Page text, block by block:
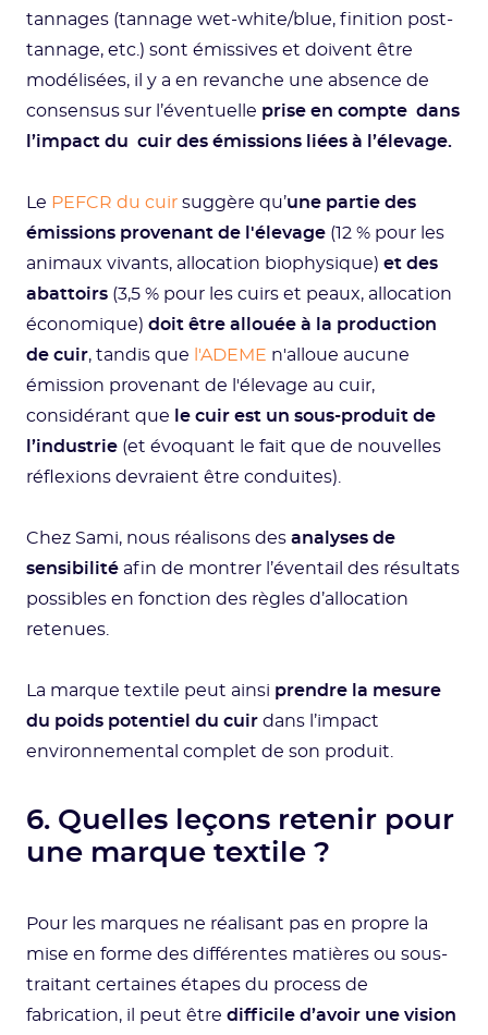
tannages (tannage wet-white/blue, finition post-
tannage, etc.) sont émissives et doivent être
modélisées, il y a en revanche une absence de
consensus sur l’éventuelle prise en compte dans
l’impact du cuir des émissions liées à l’élevage.
Le PEFCR du cuir suggère qu’une partie des
émissions provenant de l'élevage (12 % pour les
animaux vivants, allocation biophysique) et des
abattoirs (3,5 % pour les cuirs et peaux, allocation
économique) doit être allouée à la production
de cuir, tandis que l'ADEME n'alloue aucune
émission provenant de l'élevage au cuir,
considérant que le cuir est un sous-produit de
l’industrie (et évoquant le fait que de nouvelles
réflexions devraient être conduites).
Chez Sami, nous réalisons des analyses de
sensibilité afin de montrer l’éventail des résultats
possibles en fonction des règles d’allocation
retenues.
La marque textile peut ainsi prendre la mesure
du poids potentiel du cuir dans l’impact
environnemental complet de son produit.
6. Quelles leçons retenir pour
une marque textile ?
Pour les marques ne réalisant pas en propre la
mise en forme des différentes matières ou sous-
traitant certaines étapes du process de
fabrication, il peut être difficile d’avoir une vision